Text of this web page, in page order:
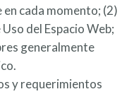
en cada momento; (2)
del Espacio Web;
generalmente
y requerimientos